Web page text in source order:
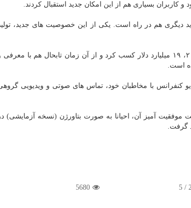
و كاربران بسیاری هم از این امكان جدید استقبال كردند.
دیگری هم در راه است. یكی از این خصوصیت های جدید،
در سال ۲۰۱۴، ۱۹ میلیارد دلار كسب كرد و از آن زمان تابحال هم با معرفی
است.
كنفرانس با مخاطبان خود، تماس های صوتی و ویدیویی
آمیز آن، احیانا به صورت بتاورژن (نسخه آزمایشی) در
گرفت.
/ 5
5680